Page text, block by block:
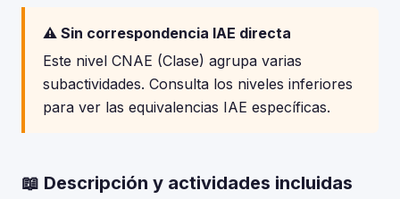
⚠️ Sin correspondencia IAE directa
Este nivel CNAE (Clase) agrupa varias
subactividades. Consulta los niveles inferiores
para ver las equivalencias IAE específicas.
📖 Descripción y actividades incluidas